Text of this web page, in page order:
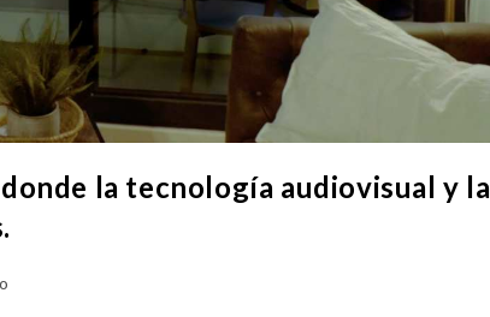
la tecnología audiovisual y la